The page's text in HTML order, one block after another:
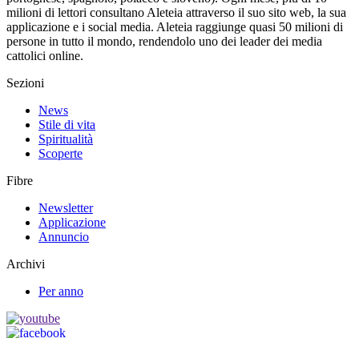
milioni di lettori consultano Aleteia attraverso il suo sito web, la sua
applicazione e i social media. Aleteia raggiunge quasi 50 milioni di
persone in tutto il mondo, rendendolo uno dei leader dei media
cattolici online.
Sezioni
News
Stile di vita
Spiritualità
Scoperte
Fibre
Newsletter
Applicazione
Annuncio
Archivi
Per anno